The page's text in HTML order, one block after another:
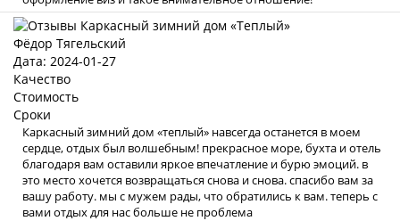
Фёдор Тягельский
Дата: 2024-01-27
Качество
Стоимость
Сроки
Каркасный зимний дом «теплый» навсегда останется в моем
сердце, отдых был волшебным! прекрасное море, бухта и отель
благодаря вам оставили яркое впечатление и бурю эмоций. в
это место хочется возвращаться снова и снова. спасибо вам за
вашу работу. мы с мужем рады, что обратились к вам. теперь с
вами отдых для нас больше не проблема